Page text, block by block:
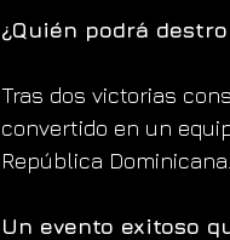
¿Quién podrá
Tras dos victorias
convertido en un
República Dominicana.
Un evento exitoso